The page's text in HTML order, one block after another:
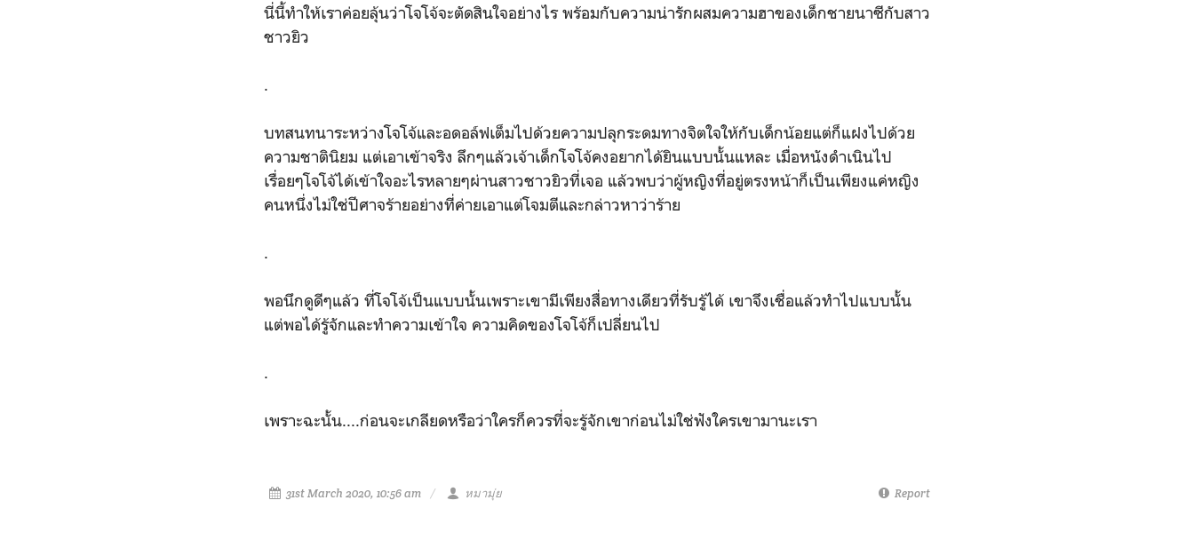
นี่นี้ทำให้เราค่อยลุ้นว่าโจโจ้จะตัดสินใจอย่างไร พร้อมกับความน่ารักผสมความฮาของเด็กชายนาซีกับสาว
ชาวยิว
.
บทสนทนาระหว่างโจโจ้และอดอล์ฟเต็มไปด้วยความปลุกระดมทางจิตใจให้กับเด็กน้อยแต่ก็แฝงไปด้วย
ความชาตินิยม แต่เอาเข้าจริง ลึกๆแล้วเจ้าเด็กโจโจ้คงอยากได้ยินแบบนั้นแหละ เมื่อหนังดำเนินไป
เรื่อยๆโจโจ้ได้เข้าใจอะไรหลายๆผ่านสาวชาวยิวที่เจอ แล้วพบว่าผู้หญิงที่อยู่ตรงหน้าก็เป็นเพียงแค่หญิง
คนหนึ่งไม่ใช่ปีศาจร้ายอย่างที่ค่ายเอาแต่โจมตีและกล่าวหาว่าร้าย
.
พอนึกดูดีๆแล้ว ที่โจโจ้เป็นแบบนั้นเพราะเขามีเพียงสื่อทางเดียวที่รับรู้ได้ เขาจึงเชื่อแล้วทำไปแบบนั้น
แต่พอได้รู้จักและทำความเข้าใจ ความคิดของโจโจ้ก็เปลี่ยนไป
.
เพราะฉะนั้น....ก่อนจะเกลียดหรือว่าใครก็ควรที่จะรู้จักเขาก่อนไม่ใช่ฟังใครเขามานะเรา
31st March 2020, 10:56 am หมามุ่ย Report